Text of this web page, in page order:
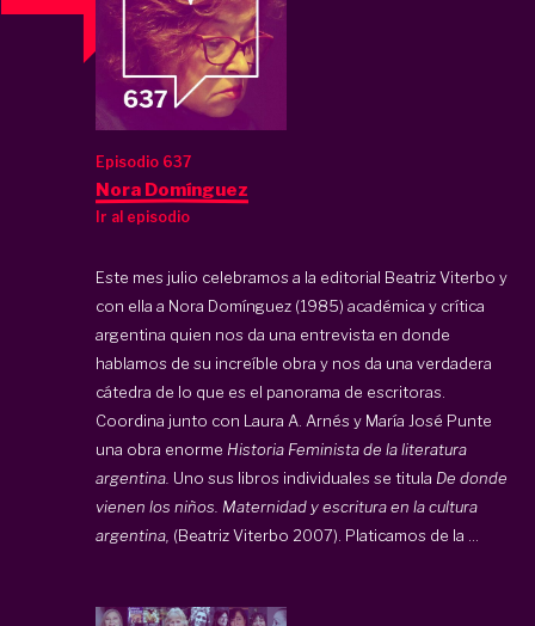
Episodio 637
Nora Domínguez
Ir al episodio
Este mes julio celebramos a la editorial Beatriz Viterbo y
con ella a Nora Domínguez (1985) académica y crítica
argentina quien nos da una entrevista en donde
hablamos de su increíble obra y nos da una verdadera
cátedra de lo que es el panorama de escritoras.
Coordina junto con Laura A. Arnés y María José Punte
una obra enorme Historia Feminista de la literatura
argentina. Uno sus libros individuales se titula De donde
vienen los niños. Maternidad y escritura en la cultura
argentina, (Beatriz Viterbo 2007). Platicamos de la ...